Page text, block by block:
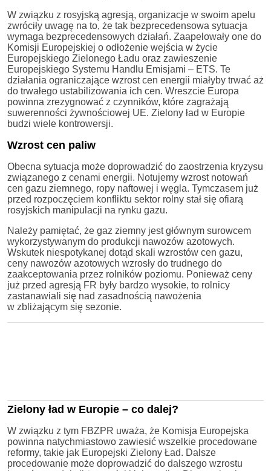
W związku z rosyjską agresją, organizacje w swoim apelu
zwróciły uwagę na to, że tak bezprecedensowa sytuacja
wymaga bezprecedensowych działań. Zaapelowały one do
Komisji Europejskiej o odłożenie wejścia w życie
Europejskiego Zielonego Ładu oraz zawieszenie
Europejskiego Systemu Handlu Emisjami – ETS. Te
działania ograniczające wzrost cen energii miałyby trwać aż
do trwałego ustabilizowania ich cen. Wreszcie Europa
powinna zrezygnować z czynników, które zagrażają
suwerenności żywnościowej UE. Zielony ład w Europie
budzi wiele kontrowersji.
Wzrost cen paliw
Obecna sytuacja może doprowadzić do zaostrzenia kryzysu
związanego z cenami energii. Notujemy wzrost notowań
cen gazu ziemnego, ropy naftowej i węgla. Tymczasem już
przed rozpoczęciem konfliktu sektor rolny stał się ofiarą
rosyjskich manipulacji na rynku gazu.
Należy pamiętać, że gaz ziemny jest głównym surowcem
wykorzystywanym do produkcji nawozów azotowych.
Wskutek niespotykanej dotąd skali wzrostów cen gazu,
ceny nawozów azotowych wzrosły do trudnego do
zaakceptowania przez rolników poziomu. Ponieważ ceny
już przed agresją FR były bardzo wysokie, to rolnicy
zastanawiali się nad zasadnością nawożenia
w zbliżającym się sezonie.
Zielony ład w Europie – co dalej?
W związku z tym FBZPR uważa, że Komisja Europejska
powinna natychmiastowo zawiesić wszelkie procedowane
reformy, takie jak Europejski Zielony Ład. Dalsze
procedowanie może doprowadzić do dalszego wzrostu